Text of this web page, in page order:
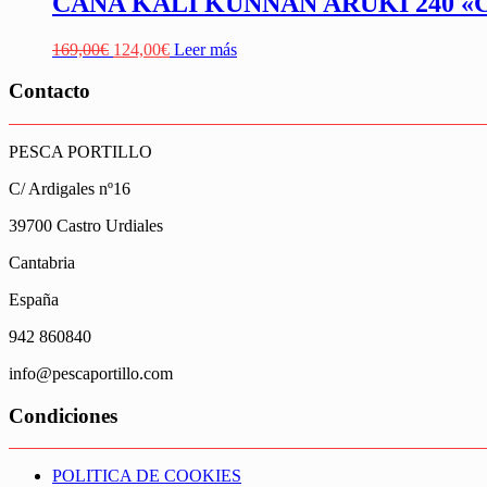
169,00€ El
169,00€.
124,00€El
124,00€.
Leer más
Contacto
PESCA PORTILLO
C/ Ardigales nº16
39700 Castro Urdiales
Cantabria
España
942 860840
info@pescaportillo.com
Condiciones
POLITICA DE COOKIES